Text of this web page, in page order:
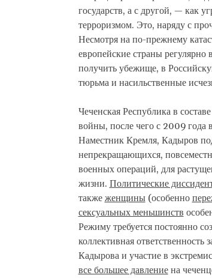
государств, а с другой, — как
терроризмом. Это, наряду с
Несмотря на по-прежнему
европейские страны регулярно
получить убежище, в
тюрьма и насильственные
Чеченская Республика в
войны, после чего с 2009 года
Наместник Кремля, Кадыров
непрекращающихся,
военных операций, для
жизни. Политические
также женщины(особенно
сексуальных меньшинств
Режиму требуется постоянно
коллективная
Кадырова и участие в
все большее давлениена